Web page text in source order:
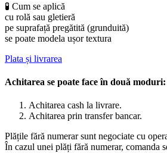
🧪 Cum se aplică
cu rolă sau gletieră
pe suprafață pregătită (grunduită)
se poate modela ușor textura
Plata și livrarea
Achitarea se poate face în două moduri:
Achitarea cash la livrare.
Achitarea prin transfer bancar.
Plățile fără numerar sunt negociate cu
În cazul unei plăți fără numerar, comanda